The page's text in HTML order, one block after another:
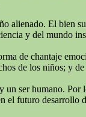
alienado. El bien
y del mundo
de chantaje
de los niños; y
ser humano.
futuro